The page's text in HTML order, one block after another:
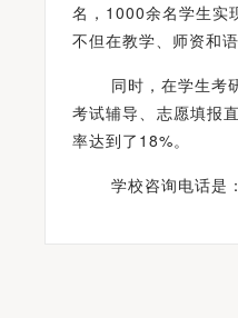
名，1000余名学生实
不但在教学、师资和
同时，在学生考研
考试辅导、志愿填报
率达到了18%。
学校咨询电话是